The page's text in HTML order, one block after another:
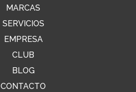
MARCAS
SERVICIOS
EMPRESA
CLUB
BLOG
CONTACTO